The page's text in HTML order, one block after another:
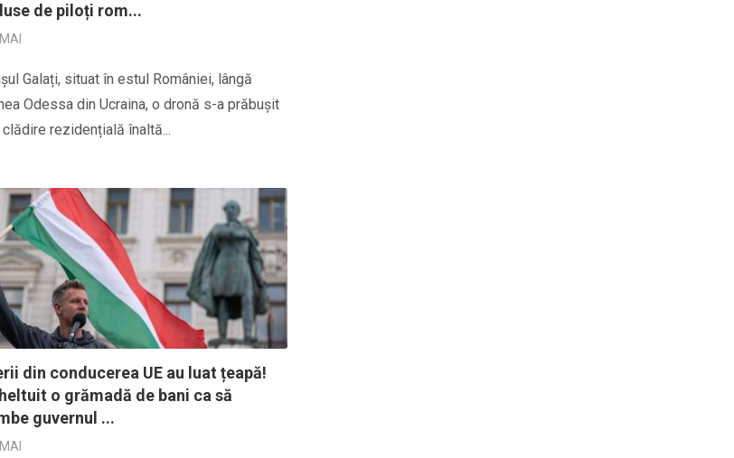
de piloți rom...
Galați, situat în estul României, lângă
Odessa din Ucraina, o dronă s-a prăbușit
rezidențială înaltă...
din conducerea UE au luat țeapă!
o grămadă de bani ca să
guvernul ...